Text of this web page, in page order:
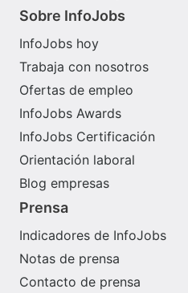
Sobre InfoJobs
InfoJobs hoy
Trabaja con nosotros
Ofertas de empleo
InfoJobs Awards
InfoJobs Certificación
Orientación laboral
Blog empresas
Prensa
Indicadores de InfoJobs
Notas de prensa
Contacto de prensa